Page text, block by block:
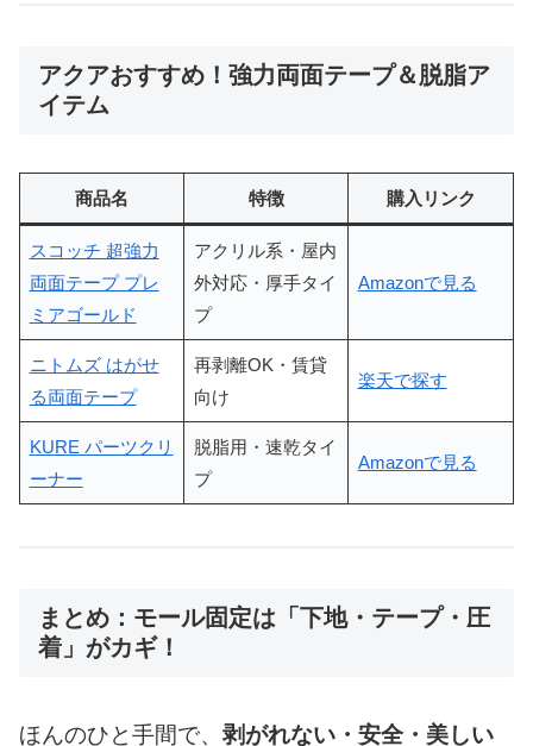
アクアおすすめ！強力両面テープ＆脱脂ア
イテム
商品名 特徴 購入リンク
スコッチ 超強力
両面テープ プレ
ミアゴールド
アクリル系・屋内
外対応・厚手タイ
プ
Amazonで見る
ニトムズ はがせ
る両面テープ
再剥離OK・賃貸
向け
楽天で探す
KURE パーツクリ
ーナー
脱脂用・速乾タイ
プ
Amazonで見る
まとめ：モール固定は「下地・テープ・圧
着」がカギ！
ほんのひと手間で、 剥がれない・安全・美しい